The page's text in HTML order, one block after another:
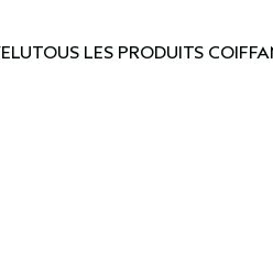
TOUS LES PRODUITS